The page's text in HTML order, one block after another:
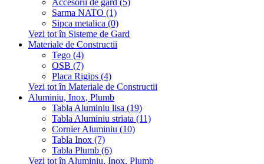
Accesorii de gard (5)
Sarma NATO (1)
Sipca metalica (0)
Vezi tot în Sisteme de Gard
Materiale de Constructii
Tego (4)
OSB (7)
Placa Rigips (4)
Vezi tot în Materiale de Constructii
Aluminiu, Inox, Plumb
Tabla Aluminiu lisa (19)
Tabla Aluminiu striata (11)
Cornier Aluminiu (10)
Tabla Inox (7)
Tabla Plumb (6)
Vezi tot în Aluminiu, Inox, Plumb